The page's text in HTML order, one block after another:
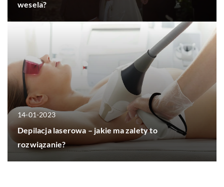
wesela?
14-01-2023
Depilacja laserowa – jakie ma zalety to
rozwiązanie?